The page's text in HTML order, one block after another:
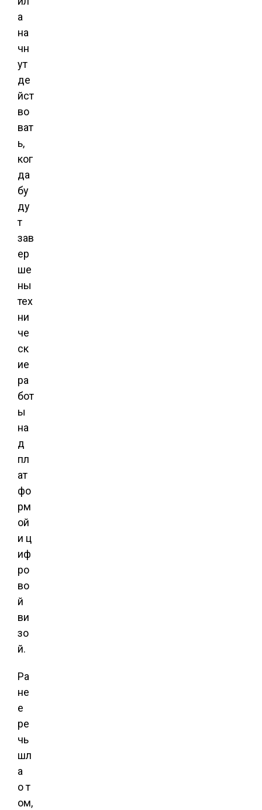
а
на
чн
ут
де
йст
во
ват
ь,
ког
да
бу
ду
т
зав
ер
ше
ны
тех
ни
че
ск
ие
ра
бот
ы
на
д
пл
ат
фо
рм
ой
и ц
иф
ро
во
й
ви
зо
й.
Ра
не
е
ре
чь
шл
а
о т
ом,